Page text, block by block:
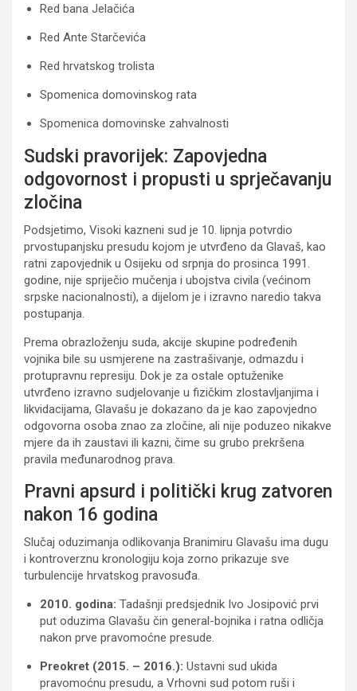
Red bana Jelačića
Red Ante Starčevića
Red hrvatskog trolista
Spomenica domovinskog rata
Spomenica domovinske zahvalnosti
Sudski pravorijek: Zapovjedna
odgovornost i propusti u sprječavanju
zločina
Podsjetimo, Visoki kazneni sud je 10. lipnja potvrdio
prvostupanjsku presudu kojom je utvrđeno da Glavaš, kao
ratni zapovjednik u Osijeku od srpnja do prosinca 1991.
godine, nije spriječio mučenja i ubojstva civila (većinom
srpske nacionalnosti), a dijelom je i izravno naredio takva
postupanja.
Prema obrazloženju suda, akcije skupine podređenih
vojnika bile su usmjerene na zastrašivanje, odmazdu i
protupravnu represiju. Dok je za ostale optuženike
utvrđeno izravno sudjelovanje u fizičkim zlostavljanjima i
likvidacijama, Glavašu je dokazano da je kao zapovjedno
odgovorna osoba znao za zločine, ali nije poduzeo nikakve
mjere da ih zaustavi ili kazni, čime su grubo prekršena
pravila međunarodnog prava.
Pravni apsurd i politički krug zatvoren
nakon 16 godina
Slučaj oduzimanja odlikovanja Branimiru Glavašu ima dugu
i kontroverznu kronologiju koja zorno prikazuje sve
turbulencije hrvatskog pravosuđa.
2010. godina: Tadašnji predsjednik Ivo Josipović prvi
put oduzima Glavašu čin general-bojnika i ratna odličja
nakon prve pravomoćne presude.
Preokret (2015. – 2016.): Ustavni sud ukida
pravomoćnu presudu, a Vrhovni sud potom ruši i